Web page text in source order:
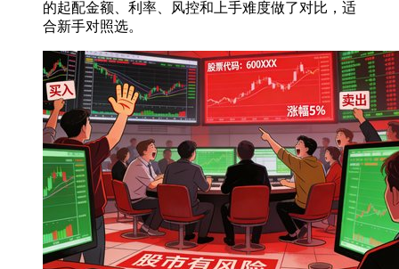
的起配金额、利率、风控和上手难度做了对比，适
合新手对照选。